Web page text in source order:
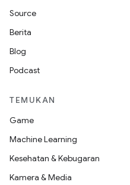
Source
Berita
Blog
Podcast
TEMUKAN
Game
Machine Learning
Kesehatan & Kebugaran
Kamera & Media